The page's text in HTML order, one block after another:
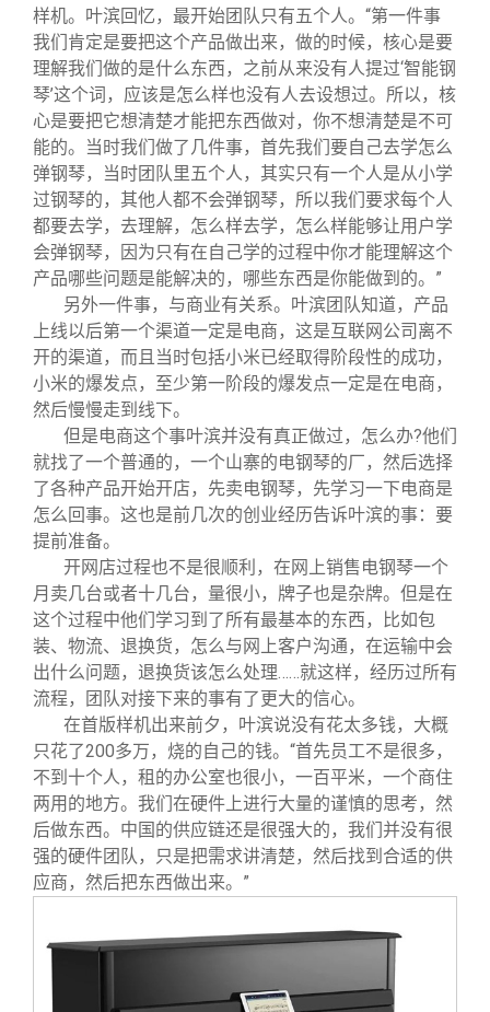
样机。叶滨回忆，最开始团队只有五个人。“第一件事
我们肯定是要把这个产品做出来，做的时候，核心是要
理解我们做的是什么东西，之前从来没有人提过‘智能钢
琴’这个词，应该是怎么样也没有人去设想过。所以，核
心是要把它想清楚才能把东西做对，你不想清楚是不可
能的。当时我们做了几件事，首先我们要自己去学怎么
弹钢琴，当时团队里五个人，其实只有一个人是从小学
过钢琴的，其他人都不会弹钢琴，所以我们要求每个人
都要去学，去理解，怎么样去学，怎么样能够让用户学
会弹钢琴，因为只有在自己学的过程中你才能理解这个
产品哪些问题是能解决的，哪些东西是你能做到的。”
另外一件事，与商业有关系。叶滨团队知道，产品
上线以后第一个渠道一定是电商，这是互联网公司离不
开的渠道，而且当时包括小米已经取得阶段性的成功，
小米的爆发点，至少第一阶段的爆发点一定是在电商，
然后慢慢走到线下。
但是电商这个事叶滨并没有真正做过，怎么办?他们
就找了一个普通的，一个山寨的电钢琴的厂，然后选择
了各种产品开始开店，先卖电钢琴，先学习一下电商是
怎么回事。这也是前几次的创业经历告诉叶滨的事：要
提前准备。
开网店过程也不是很顺利，在网上销售电钢琴一个
月卖几台或者十几台，量很小，牌子也是杂牌。但是在
这个过程中他们学习到了所有最基本的东西，比如包
装、物流、退换货，怎么与网上客户沟通，在运输中会
出什么问题，退换货该怎么处理……就这样，经历过所有
流程，团队对接下来的事有了更大的信心。
在首版样机出来前夕，叶滨说没有花太多钱，大概
只花了200多万，烧的自己的钱。“首先员工不是很多，
不到十个人，租的办公室也很小，一百平米，一个商住
两用的地方。我们在硬件上进行大量的谨慎的思考，然
后做东西。中国的供应链还是很强大的，我们并没有很
强的硬件团队，只是把需求讲清楚，然后找到合适的供
应商，然后把东西做出来。”